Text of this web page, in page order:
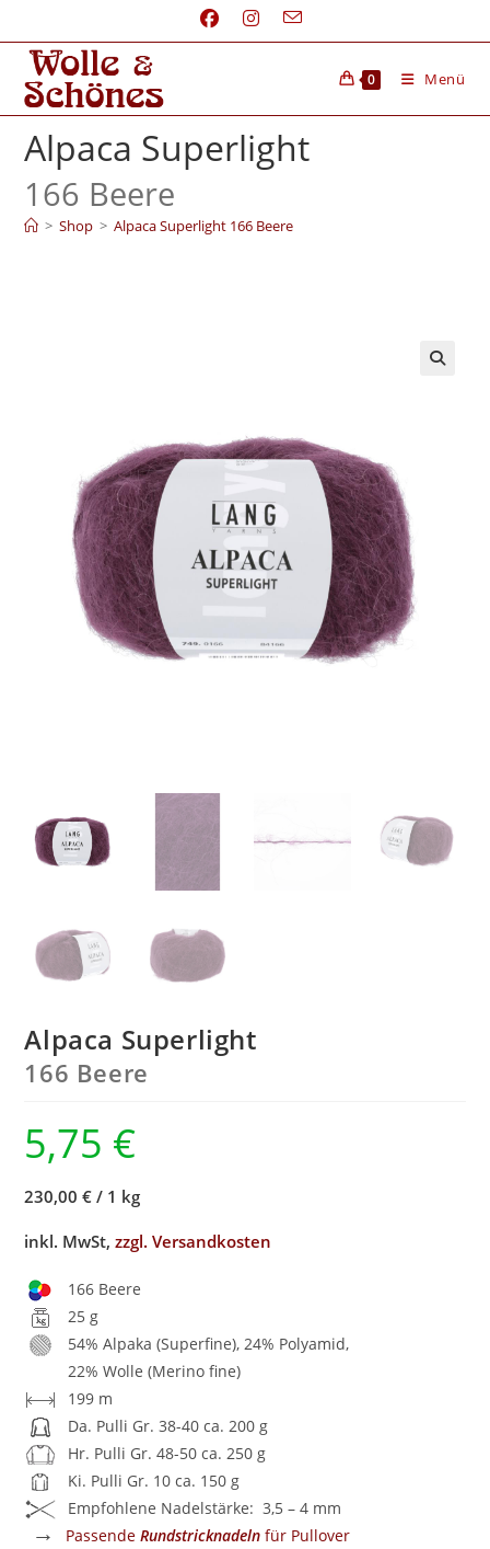
0 Menü
Alpaca Superlight
166 Beere
> Shop > Alpaca Superlight 166 Beere
Alpaca Superlight
166 Beere
5,75 €
230,00 € / 1 kg
inkl. MwSt,zzgl. Versandkosten
166 Beere
25 g
54% Alpaka (Superfine), 24% Polyamid,
22% Wolle (Merino fine)
199 m
Da. Pulli Gr. 38-40 ca. 200 g
Hr. Pulli Gr. 48-50 ca. 250 g
Ki. Pulli Gr. 10 ca. 150 g
Empfohlene Nadelstärke: 3,5 – 4 mm
→ PassendeRundstricknadeln für Pullover